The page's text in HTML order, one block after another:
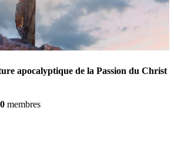
apocalyptique de la Passion du Christ
membres